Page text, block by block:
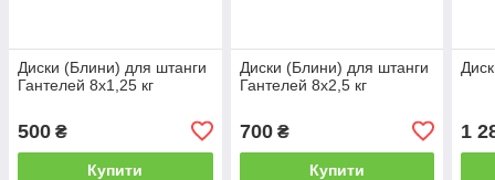
Диски (Блини) для штанги
Гантелей 8х1,25 кг
500 ₴
Купити
Диски (Блини) для штанги
Гантелей 8х2,5 кг
700₴
Купити
1